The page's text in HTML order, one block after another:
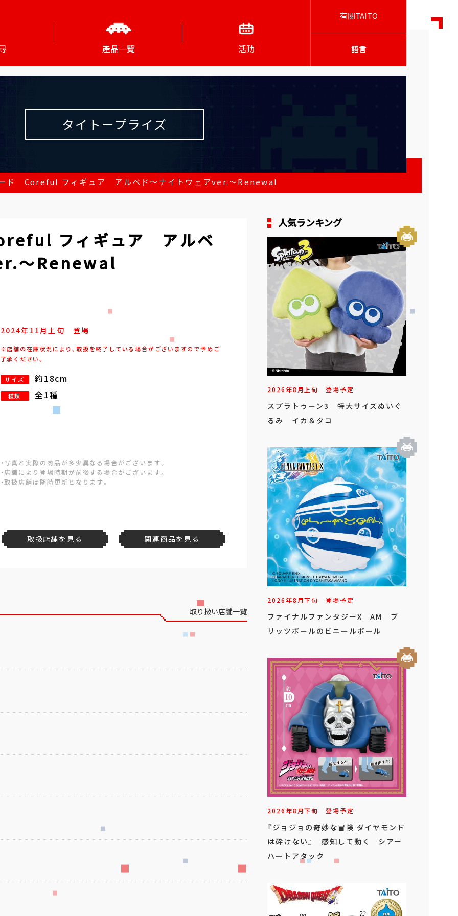
產品一覽 活動
有關TAITO
語言
タイトープライズ
ド Coreful フィギュア アルベド～ナイトウェアver.～Renewal
フィギュア アルベ
～Renewal
2024年 11月上旬 登場
※店舗の在庫状況により、取扱を終了している場合がございますので予めご
了承ください。
サイズ 約18cm
種類 全1種
・写真と実際の商品が多少異なる場合がございます。
・店舗により登場時期が前後する場合がございます。
・取扱店舗は随時更新となります。
取扱店舗を見る 関連商品を見る
取り扱い店舗一覧
人気ランキング
2026年8月上旬 登場予定
スプラトゥーン3 特大サイズぬいぐ
るみ イカ＆タコ
2026年8月下旬 登場予定
ファイナルファンタジーX AM ブ
リッツボールのビニールボール
2026年8月下旬 登場予定
『ジョジョの奇妙な冒険 ダイヤモンド
は砕けない』 感知して動く シアー
ハートアタック